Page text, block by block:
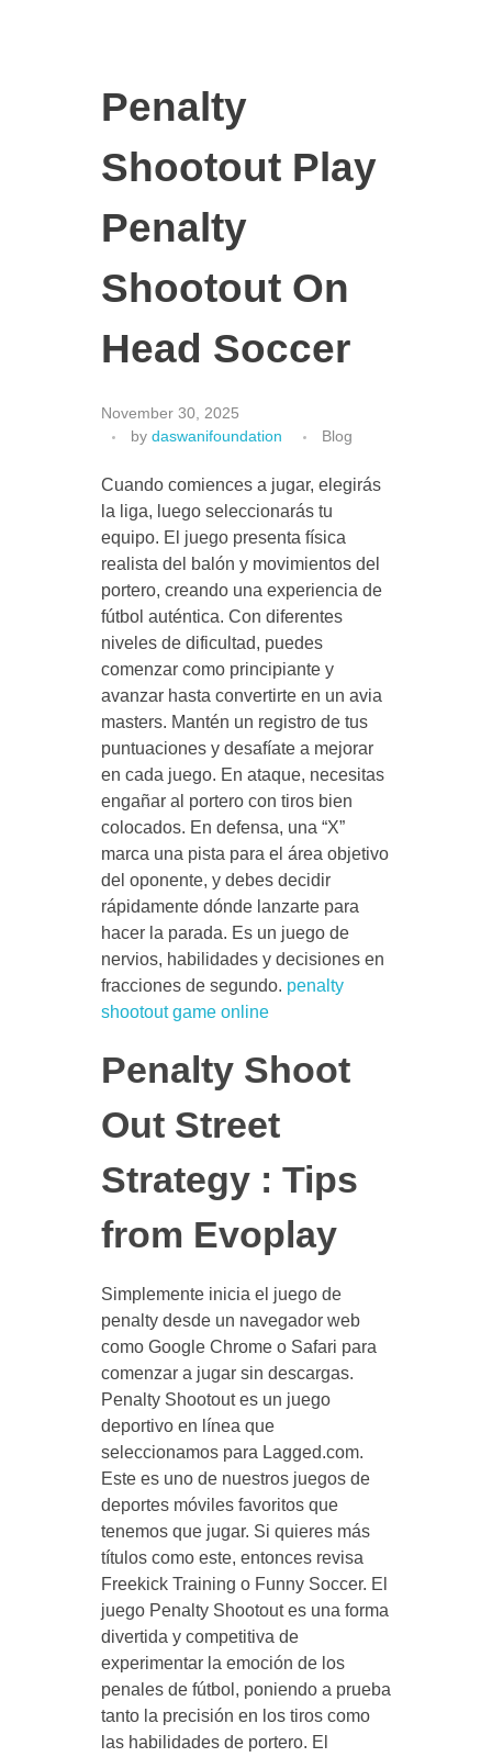
Penalty
Shootout Play
Penalty
Shootout On
Head Soccer
November 30, 2025
by daswanifoundation Blog
Cuando comiences a jugar, elegirás
la liga, luego seleccionarás tu
equipo. El juego presenta física
realista del balón y movimientos del
portero, creando una experiencia de
fútbol auténtica. Con diferentes
niveles de dificultad, puedes
comenzar como principiante y
avanzar hasta convertirte en un avia
masters. Mantén un registro de tus
puntuaciones y desafíate a mejorar
en cada juego. En ataque, necesitas
engañar al portero con tiros bien
colocados. En defensa, una “X”
marca una pista para el área objetivo
del oponente, y debes decidir
rápidamente dónde lanzarte para
hacer la parada. Es un juego de
nervios, habilidades y decisiones en
fracciones de segundo. penalty
shootout game online
Penalty Shoot
Out Street
Strategy : Tips
from Evoplay
Simplemente inicia el juego de
penalty desde un navegador web
como Google Chrome o Safari para
comenzar a jugar sin descargas.
Penalty Shootout es un juego
deportivo en línea que
seleccionamos para Lagged.com.
Este es uno de nuestros juegos de
deportes móviles favoritos que
tenemos que jugar. Si quieres más
títulos como este, entonces revisa
Freekick Training o Funny Soccer. El
juego Penalty Shootout es una forma
divertida y competitiva de
experimentar la emoción de los
penales de fútbol, poniendo a prueba
tanto la precisión en los tiros como
las habilidades de portero. El